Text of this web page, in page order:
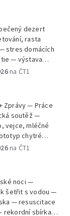
dezert
rasta
stres domácích
— výstava
na ČT1
Zprávy — Práce
soutěž —
vejce, mléčné
chytré
Anketa +
soutěž —
vejce, mléčné
udržet v
— Prototyp
— Anketa +
na ČT1
noci —
šetřit s vodou —
— resuscitace
rekordní sbírka